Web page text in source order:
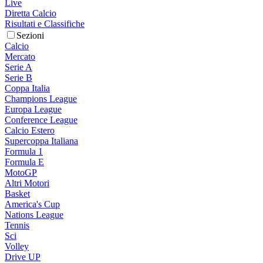
Live
Diretta Calcio
Risultati e Classifiche
Sezioni
Calcio
Mercato
Serie A
Serie B
Coppa Italia
Champions League
Europa League
Conference League
Calcio Estero
Supercoppa Italiana
Formula 1
Formula E
MotoGP
Altri Motori
Basket
America's Cup
Nations League
Tennis
Sci
Volley
Drive UP